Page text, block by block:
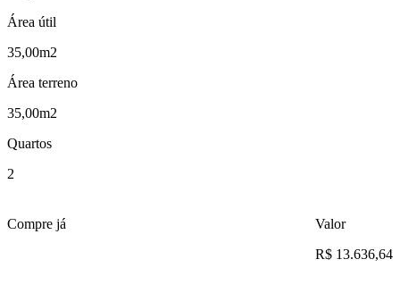
Área útil
35,00m2
Área terreno
35,00m2
Quartos
2
Compre já
Valor
R$ 13.636,64